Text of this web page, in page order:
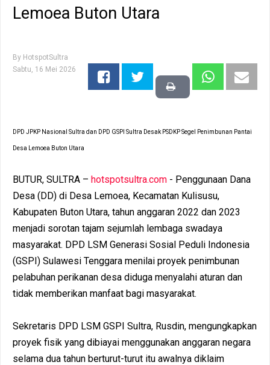
Lemoea Buton Utara
By HotspotSultra
Sabtu, 16 Mei 2026
DPD JPKP Nasional Sultra dan DPD GSPI Sultra Desak PSDKP Segel Penimbunan Pantai
Desa Lemoea Buton Utara
BUTUR, SULTRA – hotspotsultra.com - Penggunaan Dana
Desa (DD) di Desa Lemoea, Kecamatan Kulisusu,
Kabupaten Buton Utara, tahun anggaran 2022 dan 2023
menjadi sorotan tajam sejumlah lembaga swadaya
masyarakat. DPD LSM Generasi Sosial Peduli Indonesia
(GSPI) Sulawesi Tenggara menilai proyek penimbunan
pelabuhan perikanan desa diduga menyalahi aturan dan
tidak memberikan manfaat bagi masyarakat.
Sekretaris DPD LSM GSPI Sultra, Rusdin, mengungkapkan
proyek fisik yang dibiayai menggunakan anggaran negara
selama dua tahun berturut-turut itu awalnya diklaim